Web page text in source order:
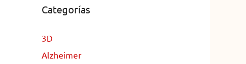
Categorías
3D
Alzheimer